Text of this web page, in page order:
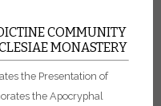
COMMUNITY
MONASTERY
the Presentation of
the Apocryphal